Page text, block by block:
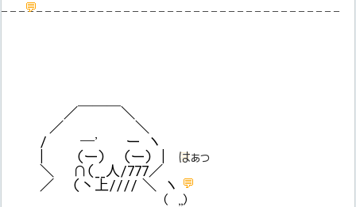
💬
– – – – – – – – – – – – – – – – – – – – – – – – – – – – – – – – – – – – – – –
💬
💬
はぁっ
／￣￣￣＼
／ ＼
/ ─' ー ヽ
| （ー） （ー） |
＼ ∩（__人/777／
／ （丶上//// ＼ ヽ
( ,,)